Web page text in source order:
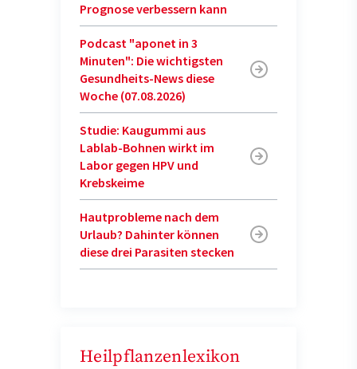
Prognose verbessern kann
Podcast "aponet in 3
Minuten": Die wichtigsten
Gesundheits-News diese
Woche (07.08.2026)
Studie: Kaugummi aus
Lablab-Bohnen wirkt im
Labor gegen HPV und
Krebskeime
Hautprobleme nach dem
Urlaub? Dahinter können
diese drei Parasiten stecken
Heilpflanzenlexikon